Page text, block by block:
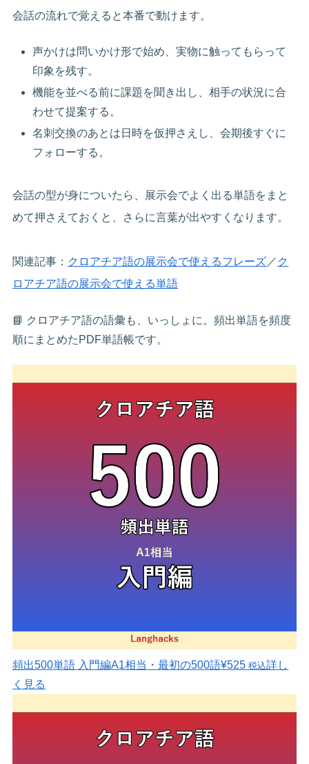
会話の流れで覚えると本番で動けます。
声かけは問いかけ形で始め、実物に触ってもらって
印象を残す。
機能を並べる前に課題を聞き出し、相手の状況に合
わせて提案する。
名刺交換のあとは日時を仮押さえし、会期後すぐに
フォローする。
会話の型が身についたら、展示会でよく出る単語をまと
めて押さえておくと、さらに言葉が出やすくなります。
関連記事： クロアチア語の展示会で使えるフレーズ／ ク
ロアチア語の展示会で使える単語
📘 クロアチア語の語彙も、いっしょに。頻出単語を頻度
順にまとめたPDF単語帳です。
頻出500単語 入門編A1相当・最初の500語¥525 税込詳し
く見る